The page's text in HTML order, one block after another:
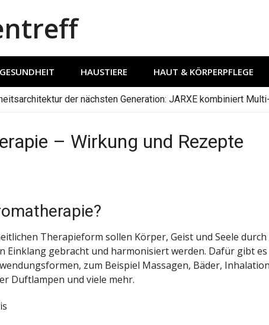
GESUNDHEIT HAUSTIERE HAUT & KÖRPERPFLEGE
der nächsten Generation: JARXE kombiniert
– Wirkung und Rezepte
Therapieform sollen Körper, Geist und Seele
Einklang gebracht und harmonisiert werden. Dafür gibt es
zum Beispiel Massagen, Bäder,
Duftlampen und viele mehr.